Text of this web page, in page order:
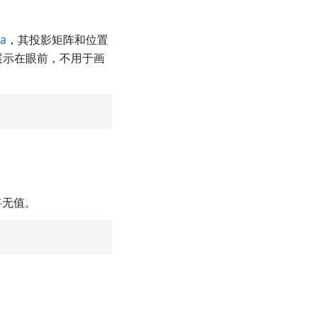
，其投影矩阵和位置
在眼前，不用于画
值。